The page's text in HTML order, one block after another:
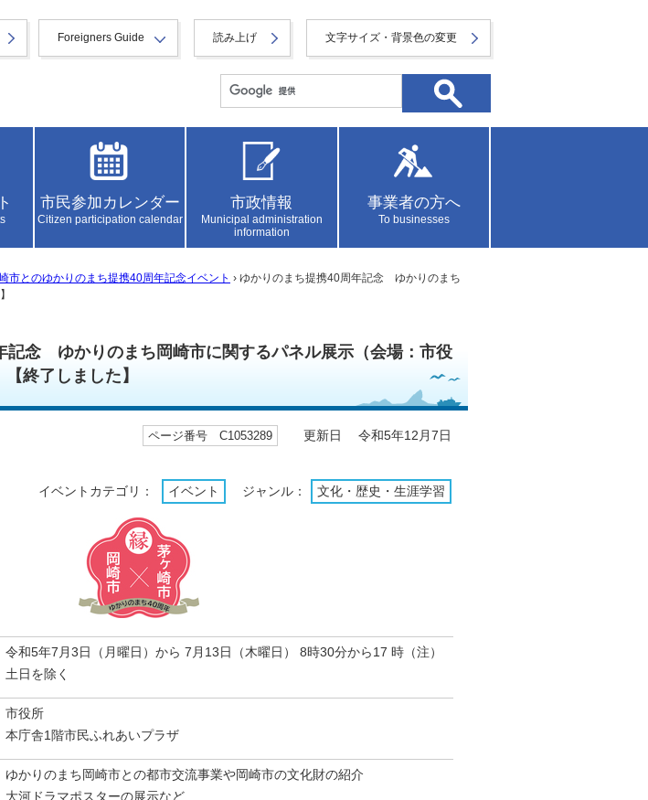
Foreigners Guide 読み上げ 文字サイズ・背景色の変更
市民参加カレンダー
Citizen participation calendar
市政情報
Municipal administration
information
事業者の方へ
To businesses
市とのゆかりのまち提携40周年記念イベント › ゆかりのまち提携40周年記念 ゆかりのまち
記念 ゆかりのまち岡崎市に関するパネル展示（会場：市役
終了しました】
ページ番号 C1053289 更新日 令和5年12月7日
イベントカテゴリ： イベント ジャンル： 文化・歴史・生涯学習
令和5年7月3日（月曜日）から 7月13日（木曜日） 8時30分から17 時（注）
土日を除く
市役所
本庁舎1階市民ふれあいプラザ
ゆかりのまち岡崎市との都市交流事業や岡崎市の文化財の紹介
大河ドラマポスターの展示など